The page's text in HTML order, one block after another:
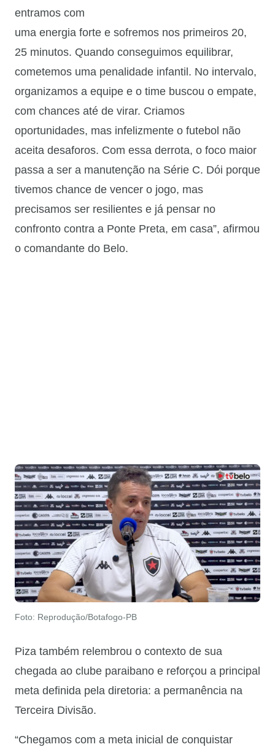
entramos com
uma energia forte e sofremos nos primeiros 20,
25 minutos. Quando conseguimos equilibrar,
cometemos uma penalidade infantil. No intervalo,
organizamos a equipe e o time buscou o empate,
com chances até de virar. Criamos
oportunidades, mas infelizmente o futebol não
aceita desaforos. Com essa derrota, o foco maior
passa a ser a manutenção na Série C. Dói porque
tivemos chance de vencer o jogo, mas
precisamos ser resilientes e já pensar no
confronto contra a Ponte Preta, em casa”, afirmou
o comandante do Belo.
Foto: Reprodução/Botafogo-PB
Piza também relembrou o contexto de sua
chegada ao clube paraibano e reforçou a principal
meta definida pela diretoria: a permanência na
Terceira Divisão.
“Chegamos com a meta inicial de conquistar